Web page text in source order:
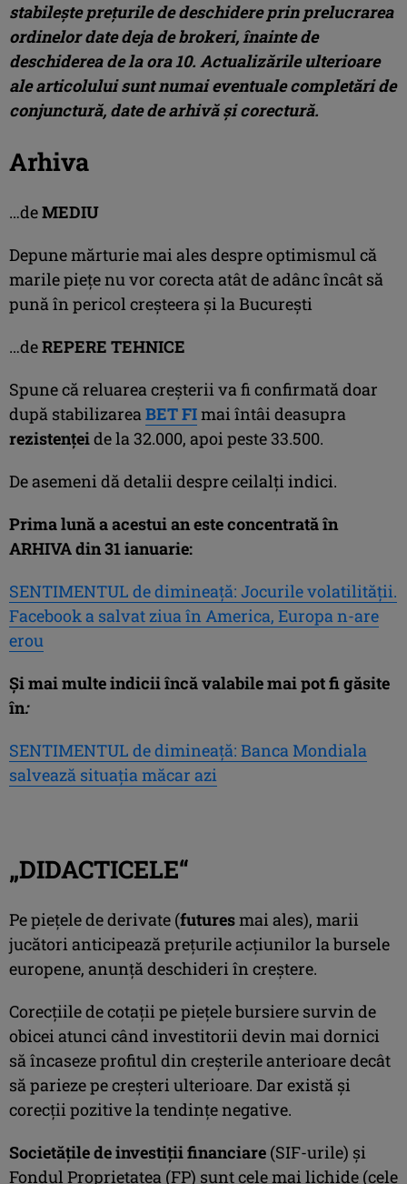
stabileşte preţurile de deschidere prin prelucrarea
ordinelor date deja de brokeri, înainte de
deschiderea de la ora 10. Actualizările ulterioare
ale articolului sunt numai eventuale completări de
conjunctură, date de arhivă şi corectură.
Arhiva
…deMEDIU
Depune mărturie mai ales despre optimismul că
marile pieţe nu vor corecta atât de adânc încât să
pună în pericol creşteera şi la Bucureşti
…deREPERE TEHNICE
Spune că reluarea creşterii va fi confirmată doar
după stabilizareaBET FImai întâi deasupra
rezistenţeide la 32.000, apoi peste 33.500.
De asemeni dă detalii despre ceilalţi indici.
Prima lună a acestui an este concentrată în
ARHIVA din 31 ianuarie:
SENTIMENTUL de dimineaţă: Jocurile volatilităţii.
Facebook a salvat ziua în America, Europa n-are
erou
Şi mai multeindicii încă valabile mai pot fi găsite
în:
SENTIMENTUL de dimineaţă: Banca Mondiala
salvează situaţia măcar azi
„DIDACTICELE“
Pe pieţele de derivate (futuresmai ales), marii
jucători anticipează preţurile acţiunilor la bursele
europene, anunţă deschideri în creştere.
Corecţiile de cotaţii pe pieţele bursiere survin de
obicei atunci când investitorii devin mai dornici
să încaseze profitul din creşterile anterioare decât
să parieze pe creşteri ulterioare. Dar există şi
corecţii pozitive la tendinţe negative.
Societăţile de investiţii financiare (SIF-urile) şi
Fondul Proprietatea (FP) sunt cele mai lichide (cele